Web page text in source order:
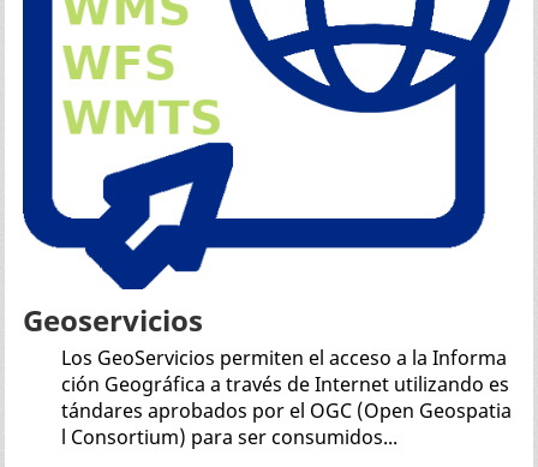
Geoservicios
Los GeoServicios permiten el acceso a la Informa
ción Geográfica a través de Internet utilizando es
tándares aprobados por el OGC (Open Geospatia
l Consortium) para ser consumidos...